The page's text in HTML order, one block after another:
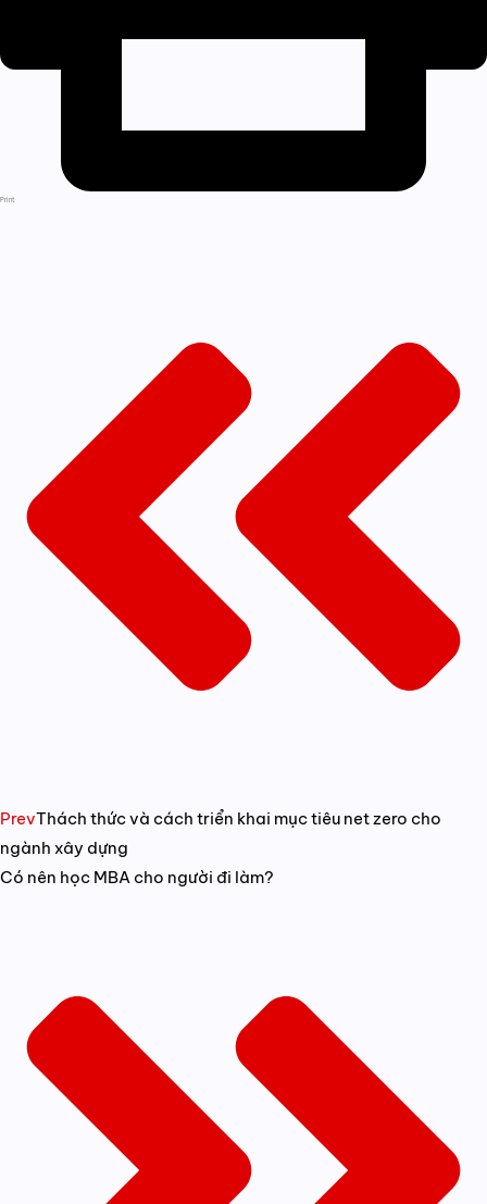
Print
PrevThách thức và cách triển khai mục tiêu net zero cho
ngành xây dựng
Có nên học MBA cho người đi làm?